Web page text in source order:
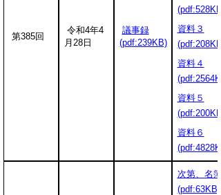
第385回
令和4年4
月28日
議事録
(pdf:239KB)
(pdf:528KB)
資料３
(pdf:208KB)
資料４
資料５
(pdf:200KB)
資料６
次第、名簿
(pdf:63KB)